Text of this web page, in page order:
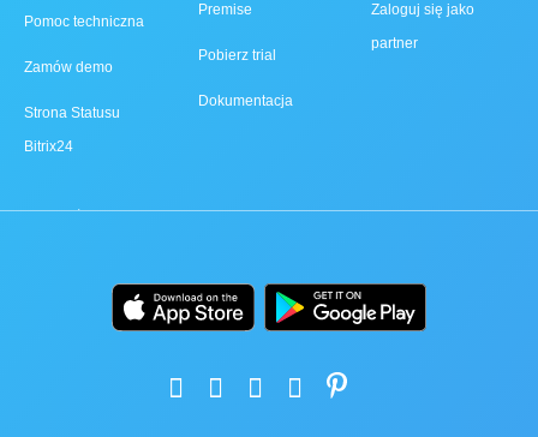
Pomoc techniczna
Zamów demo
Strona Statusu
Bitrix24
Premise
Pobierz trial
Dokumentacja
Zaloguj się jako
partner